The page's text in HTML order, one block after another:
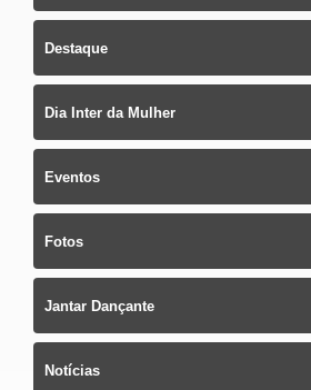
Destaque
Dia Inter da Mulher
Eventos
Fotos
Jantar Dançante
Notícias